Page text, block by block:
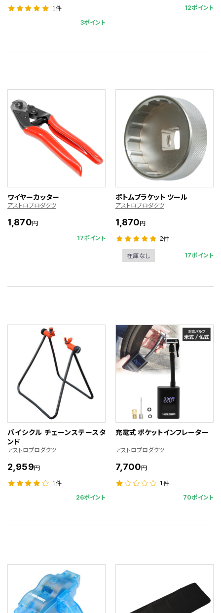
1件
3ポイント
12ポイント
ワイヤーカッター
アストロプロダクツ
1,870円
17ポイント
ボトムブラケット ツール
アストロプロダクツ
1,870円
2件
在庫なし 17ポイント
バイシクル チェーンステースタ
ンド
アストロプロダクツ
2,959円
1件
26ポイント
充電式 ポケットインフレーター
アストロプロダクツ
7,700円
1件
70ポイント